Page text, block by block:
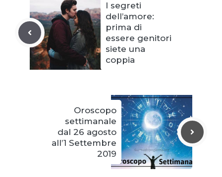
I segreti
dell’amore:
prima di
essere genitori
siete una
coppia
Oroscopo
settimanale
dal 26 agosto
all’1 Settembre
2019